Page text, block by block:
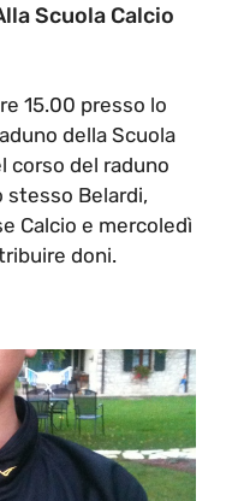
Scuola Calcio
15.00 presso lo
della Scuola
corso del raduno
Belardi,
Calcio e mercoledì
doni.